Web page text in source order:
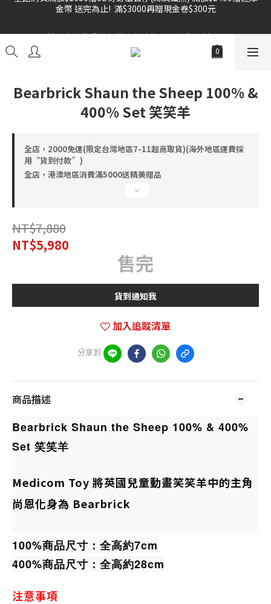
雙倍奉還 歡慶父親節全館褲類任選兩件88折!!!
雙倍奉還 歡慶父親節全館褲類任選兩件88折!!!
Bearbrick Shaun the Sheep 100% &
400% Set 笑笑羊
全店，2000免運(限定台灣地區7-11超商取貨)(海外地區運費採
用“貨到付款”)
全店，港澳地區消費滿5000送精美贈品
NT$7,880
NT$5,980
售完
貨到通知我
加入追蹤清單
分享到
商品描述
Bearbrick Shaun the Sheep 100% & 400%
Set 笑笑羊
Medicom Toy 將英國兒童動畫笑笑羊中的主角
尚恩化身為 Bearbrick
100%商品尺寸：全高約7cm
400%商品尺寸：全高約28cm
注意事項